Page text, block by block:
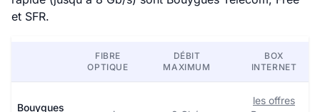
et SFR.
FIBRE
OPTIQUE
DÉBIT
MAXIMUM
BOX
INTERNET
Bouygues
les offres